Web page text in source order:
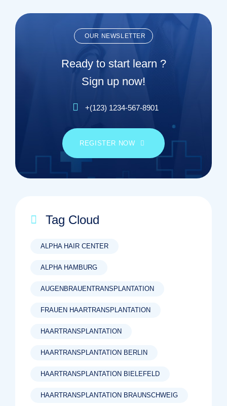
OUR NEWSLETTER
Ready to start learn ?
Sign up now!
+(123) 1234-567-8901
REGISTER NOW
Tag Cloud
ALPHA HAIR CENTER
ALPHA HAMBURG
AUGENBRAUENTRANSPLANTATION
FRAUEN HAARTRANSPLANTATION
HAARTRANSPLANTATION
HAARTRANSPLANTATION BERLIN
HAARTRANSPLANTATION BIELEFELD
HAARTRANSPLANTATION BRAUNSCHWEIG